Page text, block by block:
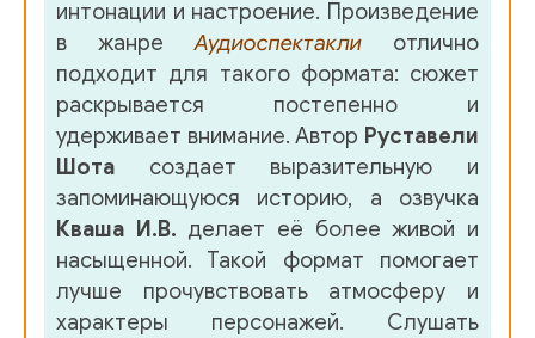
интонации и настроение. Произведение
в жанреАудиоспектакли отлично
подходит для такого формата: сюжет
раскрывается постепенно и
удерживает внимание. Автор Руставели
Шота создает выразительную и
запоминающуюся историю, а озвучка
Кваша И.В. делает её более живой и
насыщенной. Такой формат помогает
лучше прочувствовать атмосферу и
характеры персонажей. Слушать